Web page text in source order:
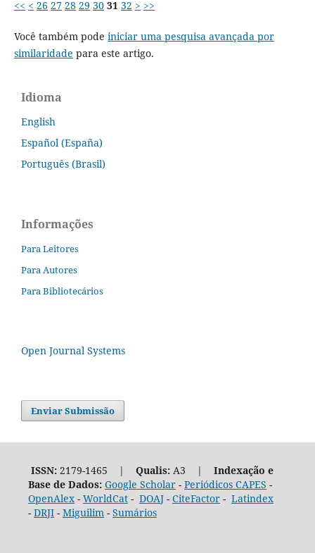
<< < 26 27 28 29 30 31 32 > >>
Você também pode iniciar uma pesquisa avançada por
similaridade para este artigo.
Idioma
English
Español (España)
Português (Brasil)
Informações
Para Leitores
Para Autores
Para Bibliotecários
Open Journal Systems
Enviar Submissão
ISSN:2179-1465 | Qualis:A3 | Indexação e
Base de Dados: Google Scholar- Periódicos CAPES -
OpenAlex- WorldCat- DOAJ- CiteFactor- Latindex
- DRJI- Miguilim - Sumários